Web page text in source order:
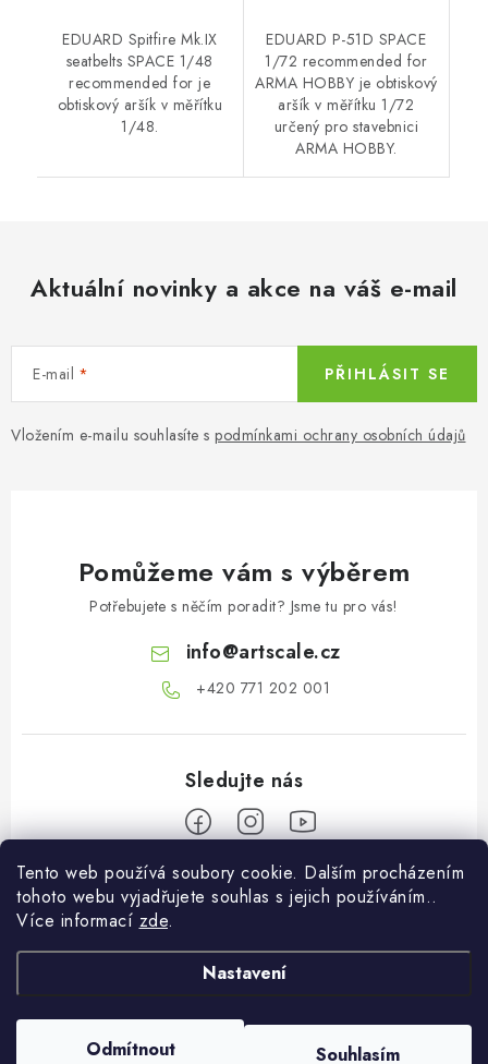
Tento web používá soubory cookie. Dalším procházením
tohoto webu vyjadřujete souhlas s jejich používáním..
Více informací zde.
Nastavení
Odmítnout Souhlasím
EDUARD Spitfire Mk.IX
seatbelts SPACE 1/48
recommended for je
obtiskový aršík v měřítku
1/48.
EDUARD P-51D SPACE
1/72 recommended for
ARMA HOBBY je obtiskový
aršík v měřítku 1/72
určený pro stavebnici
ARMA HOBBY.
Aktuální novinky a akce na váš e-mail
E-mail
Vložením e-mailu souhlasíte s podmínkami ochrany osobních údajů
PŘIHLÁSIT SE
Pomůžeme vám s výběrem
Potřebujete s něčím poradit? Jsme tu pro vás!
info@artscale.cz
+420 771 202 001​
Informace pro vás
Doprava a platba
Obchodní podmínky
Můj účet
Copyright 2026Art Scale Kit Distribution . Všechna práva vyhrazena.